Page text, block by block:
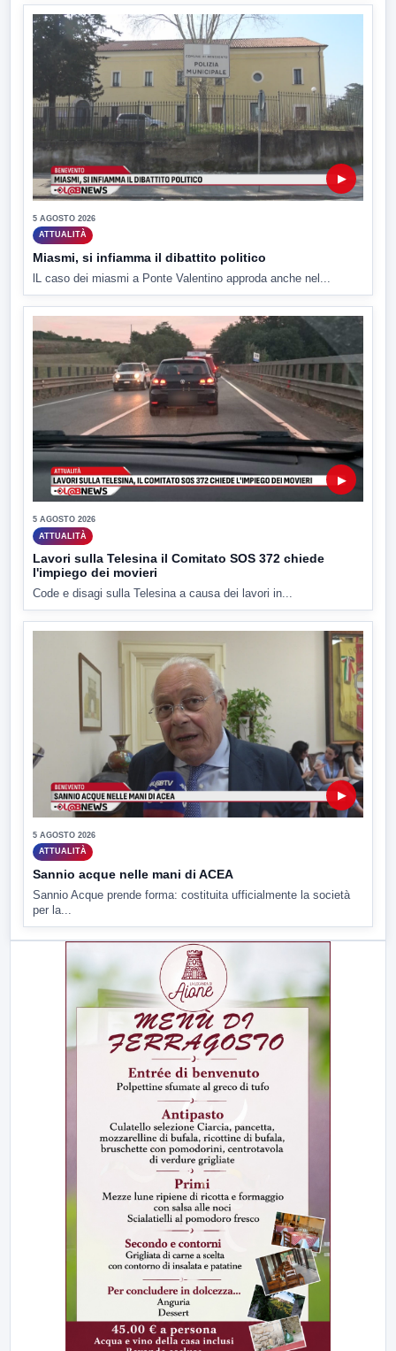
▶
5 AGOSTO 2026
ATTUALITÀ
Miasmi, si infiamma il dibattito politico
lL caso dei miasmi a Ponte Valentino approda anche nel...
▶
5 AGOSTO 2026
ATTUALITÀ
Lavori sulla Telesina il Comitato SOS 372 chiede
l'impiego dei movieri
Code e disagi sulla Telesina a causa dei lavori in...
▶
5 AGOSTO 2026
ATTUALITÀ
Sannio acque nelle mani di ACEA
Sannio Acque prende forma: costituita ufficialmente la società
per la...